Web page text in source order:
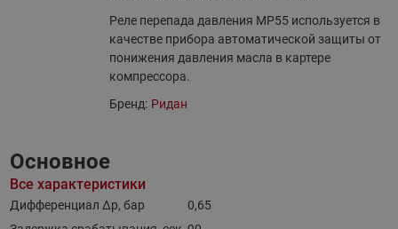
Реле перепада давления МР55 используется в
качестве прибора автоматической защиты от
понижения давления масла в картере
компрессора.
Бренд: Ридан
Основное
Все характеристики
Дифференциал Δр, бар
0,65